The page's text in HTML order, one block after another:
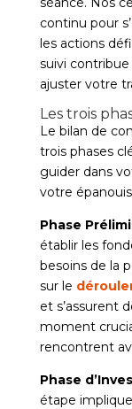
continu pour
les actions
suivi
ajuster votre
Les trois
Le bilan de
trois phases
guider dans
votre
Phase
établir les
besoins de la
sur le
et s’assurent
moment
rencontrent
Phase
étape